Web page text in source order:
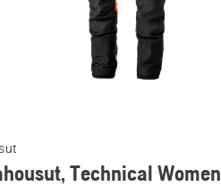
Technical Women